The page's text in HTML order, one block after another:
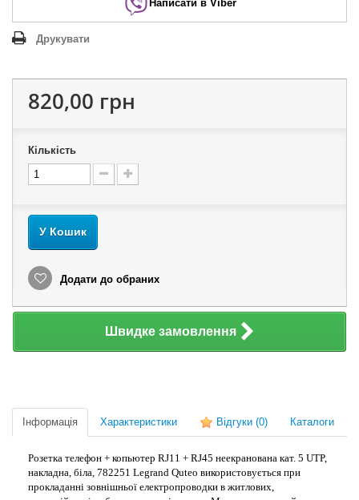
Написати в Viber
Друкувати
820,00 грн
Кількість
У Кошик
Додати до обраних
Швидке замовлення
Інформація Характеристики Відгуки (0) Каталоги
Розетка телефон + копьютер RJ11 + RJ45 неекранована кат. 5 UTP,
накладна, біла, 782251 Legrand Quteo використовується при
прокладанні зовнішньої електропроводки в житлових,